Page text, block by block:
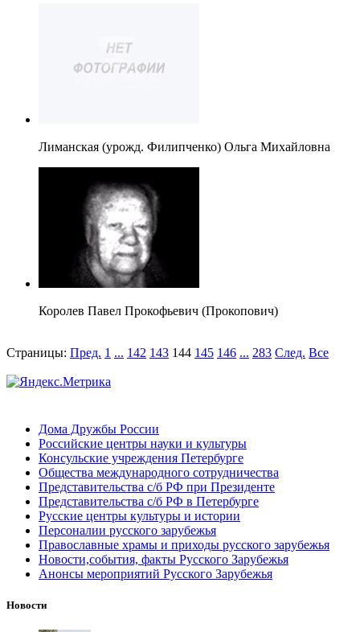
Лиманская (урожд. Филипченко) Ольга Михайловна
Королев Павел Прокофьевич (Прокопович)
Страницы: Пред. 1 ... 142 143 144 145 146 ... 283 След. Все
Дома Дружбы России
Российские центры науки и культуры
Консульские учреждения Петербурге
Общества международного сотрудничества
Представительства с/б РФ при Президенте
Представительства с/б РФ в Петербурге
Русские центры культуры и истории
Персоналии русского зарубежья
Православные храмы и приходы русского зарубежья
Новости,события, факты Русского Зарубежья
Анонсы мероприятий Русского Зарубежья
Новости